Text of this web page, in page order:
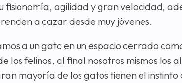
fisionomía, agilidad y gran velocidad,
a cazar desde muy jóvenes.
a un gato en un espacio cerrado
los felinos, al final nosotros mismos los
mayoría de los gatos tienen el